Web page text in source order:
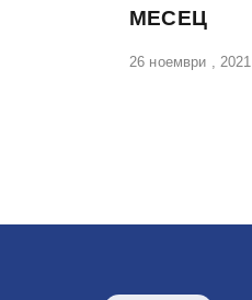
МЕСЕЦ
Објавено
26 ноември , 2021